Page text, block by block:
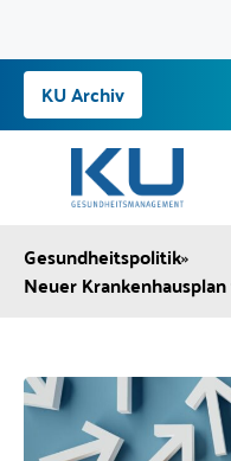
Zum
Inhalt
springen
KU Archiv
Gesundheitspolitik»
Neuer